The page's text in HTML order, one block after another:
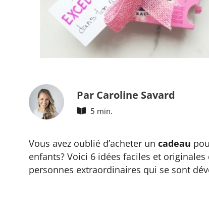
Par Caroline Savard
5 min.
Vous avez oublié d’acheter un cadeau
enfants? Voici 6 idées faciles et originales
personnes extraordinaires qui se sont